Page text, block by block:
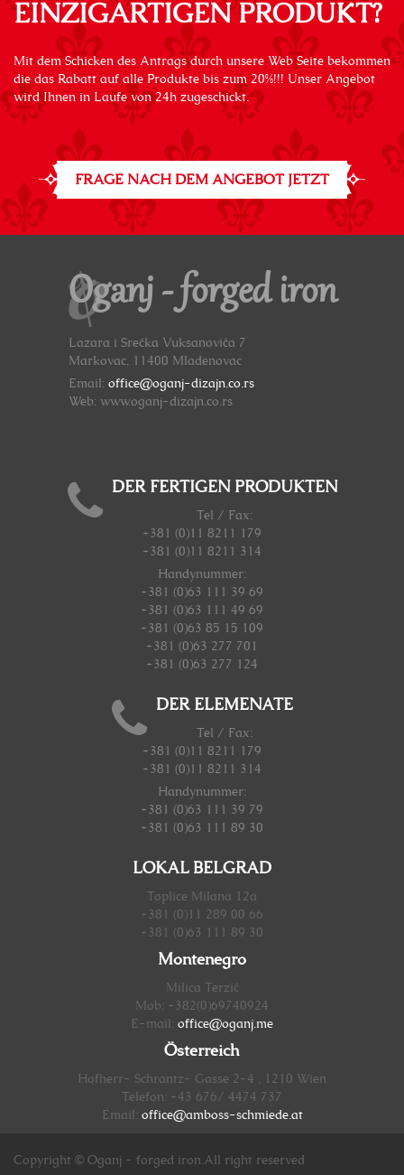
EINZIGARTIGEN PRODUKT?
Mit dem Schicken des Antrags durch unsere Web Seite bekommen
die das Rabatt auf alle Produkte bis zum 20%!!! Unser Angebot
wird Ihnen in Laufe von 24h zugeschickt.
FRAGE NACH DEM ANGEBOT JETZT
Oganj - forged iron
Lazara i Srećka Vuksanovića 7
Markovac, 11400 Mladenovac
Email: office@oganj-dizajn.co.rs
Web: www.oganj-dizajn.co.rs
DER FERTIGEN PRODUKTEN
Tel / Fax:
+381 (0)11 8211 179
+381 (0)11 8211 314
Handynummer:
+381 (0)63 111 39 69
+381 (0)63 111 49 69
+381 (0)63 85 15 109
+381 (0)63 277 701
+381 (0)63 277 124
DER ELEMENATE
Tel / Fax:
+381 (0)11 8211 179
+381 (0)11 8211 314
Handynummer:
+381 (0)63 111 39 79
+381 (0)63 111 89 30
LOKAL BELGRAD
Toplice Milana 12a
+381 (0)11 289 00 66
+381 (0)63 111 89 30
Montenegro
Milica Terzić
Mob: +382(0)69740924
E-mail: office@oganj.me
Österreich
Hofherr- Schrantz- Gasse 2-4 , 1210 Wien
Telefon: +43 676/ 4474 737
Email: office@amboss-schmiede.at
Copyright © Oganj - forged iron.All right reserved